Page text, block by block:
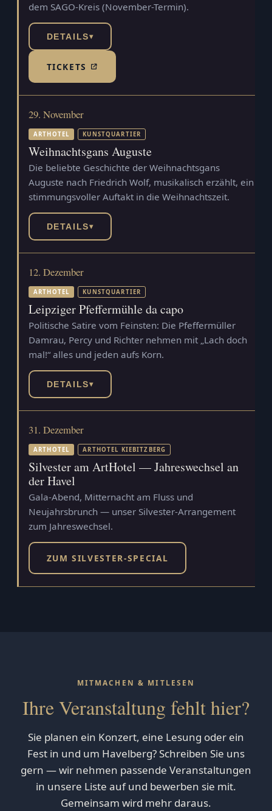
dem SAGO-Kreis (November-Termin).
DETAILS▾
TICKETS(TICKETSHOP, ÖFFNET IN NEUEM TAB)
29. November
ARTHOTEL KUNSTQUARTIER
Weihnachtsgans Auguste
Die beliebte Geschichte der Weihnachtsgans
Auguste nach Friedrich Wolf, musikalisch erzählt, ein
stimmungsvoller Auftakt in die Weihnachtszeit.
DETAILS▾
12. Dezember
ARTHOTEL KUNSTQUARTIER
Leipziger Pfeffermühle da capo
Politische Satire vom Feinsten: Die Pfeffermüller
Damrau, Percy und Richter nehmen mit „Lach doch
mal!“ alles und jeden aufs Korn.
DETAILS▾
31. Dezember
ARTHOTEL ARTHOTEL KIEBITZBERG
Silvester am ArtHotel — Jahreswechsel an
der Havel
Gala-Abend, Mitternacht am Fluss und
Neujahrsbrunch — unser Silvester-Arrangement
zum Jahreswechsel.
ZUM SILVESTER-SPECIAL
MITMACHEN & MITLESEN
Ihre Veranstaltung fehlt hier?
Sie planen ein Konzert, eine Lesung oder ein
Fest in und um Havelberg? Schreiben Sie uns
gern — wir nehmen passende Veranstaltungen
in unsere Liste auf und bewerben sie mit.
Gemeinsam wird mehr daraus.